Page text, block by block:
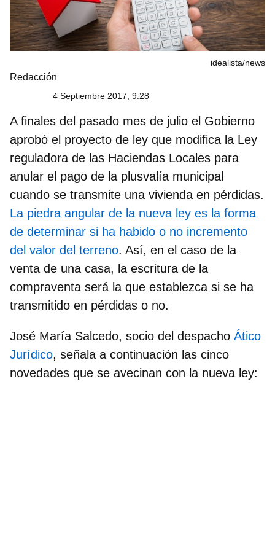
idealista/news
Redacción
4 Septiembre 2017, 9:28
A finales del pasado mes de julio el Gobierno
aprobó el proyecto de ley que modifica la Ley
reguladora de las Haciendas Locales para
anular el pago de la plusvalía municipal
cuando se transmite una vivienda en pérdidas.
La piedra angular de la nueva ley es la forma
de determinar si ha habido o no incremento
del valor del terreno. Así, en el caso de la
venta de una casa, la escritura de la
compraventa será la que establezca si se ha
transmitido en pérdidas o no.
José María Salcedo, socio del despacho Ático
Jurídico, señala a continuación las cinco
novedades que se avecinan con la nueva ley: